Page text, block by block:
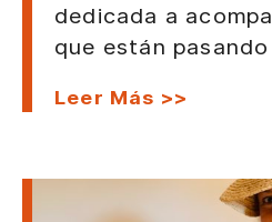
dedicada a
que están
Leer Más >>